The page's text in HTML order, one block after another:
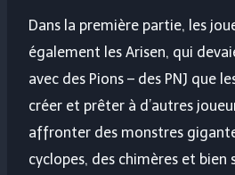
Dans la première partie, les
également les Arisen, qui
avec des Pions – des PNJ que
créer et prêter à d’autres
affronter des monstres
cyclopes, des chimères et bien